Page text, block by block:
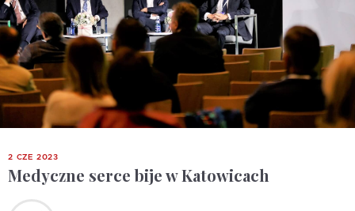
2 CZE 2023
Medyczne serce bije w Katowicach